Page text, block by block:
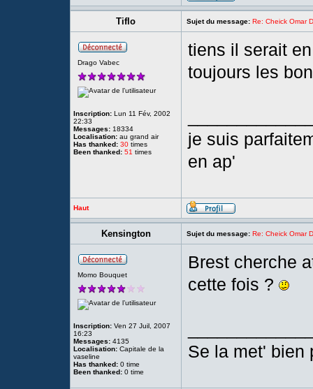
Tiflo Sujet du message: Re: Cheick Omar
Drago Vabec
Inscription: Lun 11 Fév, 2002
22:33
Messages: 18334
Localisation: au grand air
Has thanked: 30 times
Been thanked: 51 times
tiens il serait
toujours les
je suis
en ap'
Haut
Kensington Sujet du message: Re: Cheick Omar
Momo Bouquet
Inscription: Ven 27 Juil, 2007
16:23
Messages: 4135
Localisation: Capitale de la
vaseline
Has thanked: 0 time
Been thanked: 0 time
Brest cherche
cette fois ?
Se la met' bien